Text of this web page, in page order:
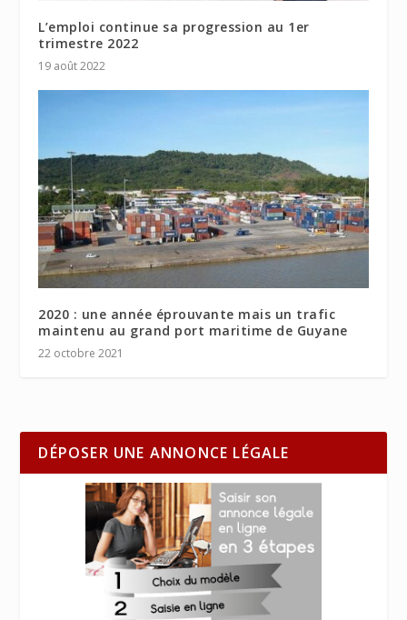
L’emploi continue sa progression au 1er
trimestre 2022
19 août 2022
2020 : une année éprouvante mais un trafic
maintenu au grand port maritime de Guyane
22 octobre 2021
DÉPOSER UNE ANNONCE LÉGALE